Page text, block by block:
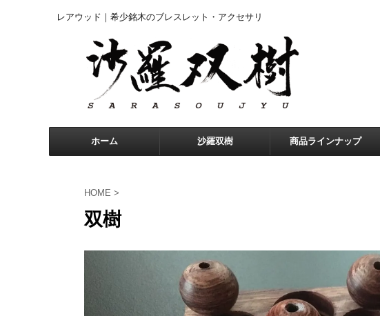
レアウッド｜希少銘木のブレスレット・アクセサリ
ホーム 沙羅双樹 商品ラインナップ
HOME >
双樹